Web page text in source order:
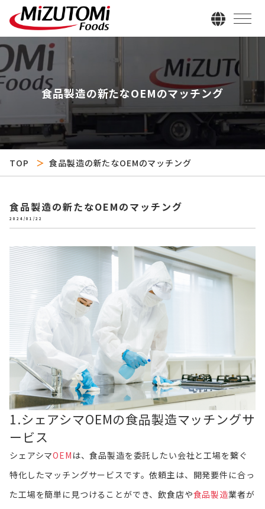
食品製造の新たなOEMのマッチング
TOP 食品製造の新たなOEMのマッチング
食品製造の新たなOEMのマッチング
2024/01/22
1.シェアシマOEMの食品製造マッチングサ
ービス
シェアシマOEM は、食品製造を委託したい会社と工場を繋ぐ
特化したマッチングサービスです。依頼主は、開発要件に合っ
た工場を簡単に見つけることができ、飲食店や食品製造業者が